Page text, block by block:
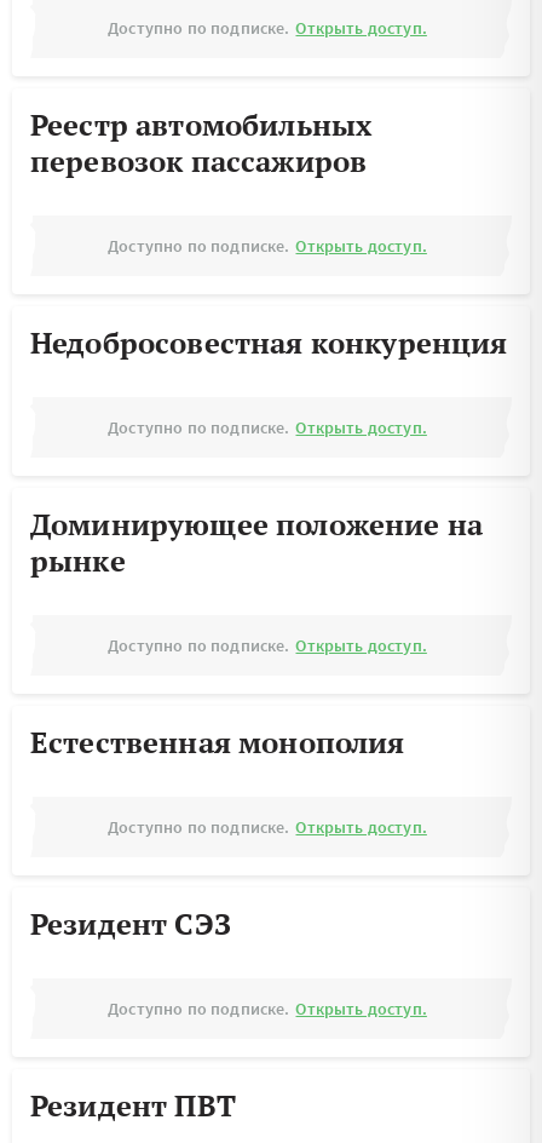
Доступно по подписке. Открыть доступ.
Реестр автомобильных
перевозок пассажиров
Доступно по подписке. Открыть доступ.
Недобросовестная конкуренция
Доступно по подписке. Открыть доступ.
Доминирующее положение на
рынке
Доступно по подписке. Открыть доступ.
Естественная монополия
Доступно по подписке. Открыть доступ.
Резидент СЭЗ
Доступно по подписке. Открыть доступ.
Резидент ПВТ